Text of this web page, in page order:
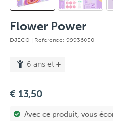
Flower Power
DJECO | Référence: 99936030
6 ans et +
€ 13,50
Avec ce produit, vous